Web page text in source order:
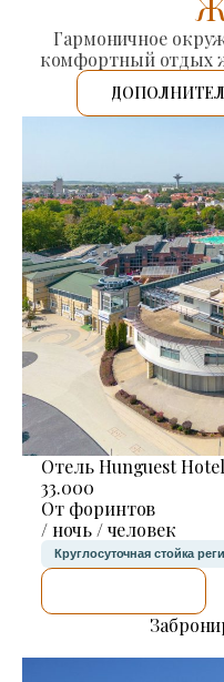
Гармоничное
комфортный отдых
Отель Hunguest
33.000
От форинтов
/ ночь / человек
Круглосуточная стойка